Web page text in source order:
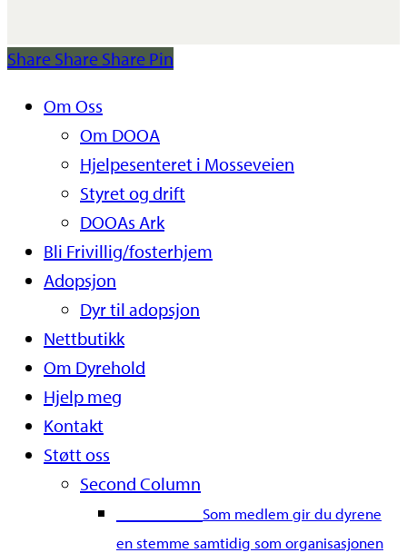
Share
Share Share Share Pin
CloseOm Oss
Om DOOA
Hjelpesenteret i Mosseveien
Styret og drift
DOOAs Ark
Bli Frivillig/fosterhjem
Adopsjon
Dyr til adopsjon
Nettbutikk
Om Dyrehold
Hjelp meg
Kontakt
Støtt oss
Second Column
Som medlem gir du dyrene
en stemme samtidig som organisasjonen